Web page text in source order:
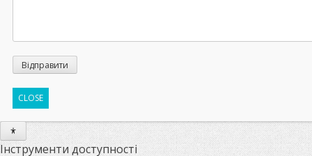
CLOSE
Інструменти доступності